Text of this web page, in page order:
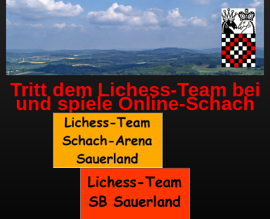
Tritt dem Lichess-Team bei
und spiele Online-Schach